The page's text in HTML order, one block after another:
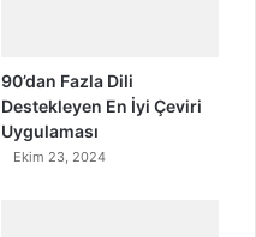
90’dan Fazla Dili
Destekleyen En İyi Çeviri
Uygulaması
Ekim 23, 2024